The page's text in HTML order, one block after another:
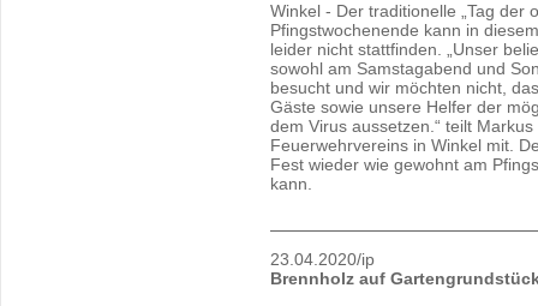
Winkel - Der traditionelle „Tag der
Pfingstwochenende kann in
leider nicht stattfinden. „Unser
sowohl am Samstagabend und
besucht und wir möchten nicht,
Gäste sowie unsere Helfer der
dem Virus aussetzen.“ teilt
Feuerwehrvereins in Winkel mit.
Fest wieder wie gewohnt am
kann.
23.04.2020/ip
Brennholz auf